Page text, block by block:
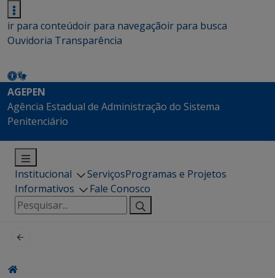
ir para conteúdoir para navegaçãoir para busca
Ouvidoria Transparência
AGEPEN
Agência Estadual de Administração do Sistema
Penitenciário
Institucional ServiçosProgramas e Projetos
Informativos
Fale Conosco
Pesquisar
por: